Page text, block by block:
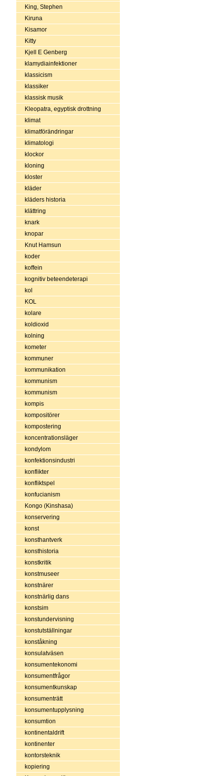
King, Stephen
Kiruna
Kisamor
Kitty
Kjell E Genberg
klamydiainfektioner
klassicism
klassiker
klassisk musik
Kleopatra, egyptisk drottning
klimat
klimatförändringar
klimatologi
klockor
kloning
kloster
kläder
kläders historia
klättring
knark
knopar
Knut Hamsun
koder
koffein
kognitiv beteendeterapi
kol
KOL
kolare
koldioxid
kolning
kometer
kommuner
kommunikation
kommunism
kommunism
kompis
kompositörer
kompostering
koncentrationsläger
kondylom
konfektionsindustri
konflikter
konfliktspel
konfucianism
Kongo (Kinshasa)
konservering
konst
konsthantverk
konsthistoria
konstkritik
konstmuseer
konstnärer
konstnärlig dans
konstsim
konstundervisning
konstutställningar
konståkning
konsulatväsen
konsumentekonomi
konsumentfrågor
konsumentkunskap
konsumenträtt
konsumentupplysning
konsumtion
kontinentaldrift
kontinenter
kontorsteknik
kopiering